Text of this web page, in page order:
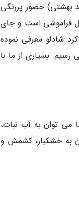
شهید بهشتی) حضور پررنگی
فراموشی است و جای
شادلو معرفی نموده
بسیاری از ما با
می توان به آب نبات،
به خشکبار، کشمش و